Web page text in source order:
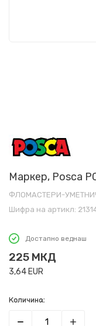
Маркер, Posca
ФЛОМАСТЕРИ-
Шифра на артикл:
Достапно веднаш
225 МКД
3,64EUR
Количина: